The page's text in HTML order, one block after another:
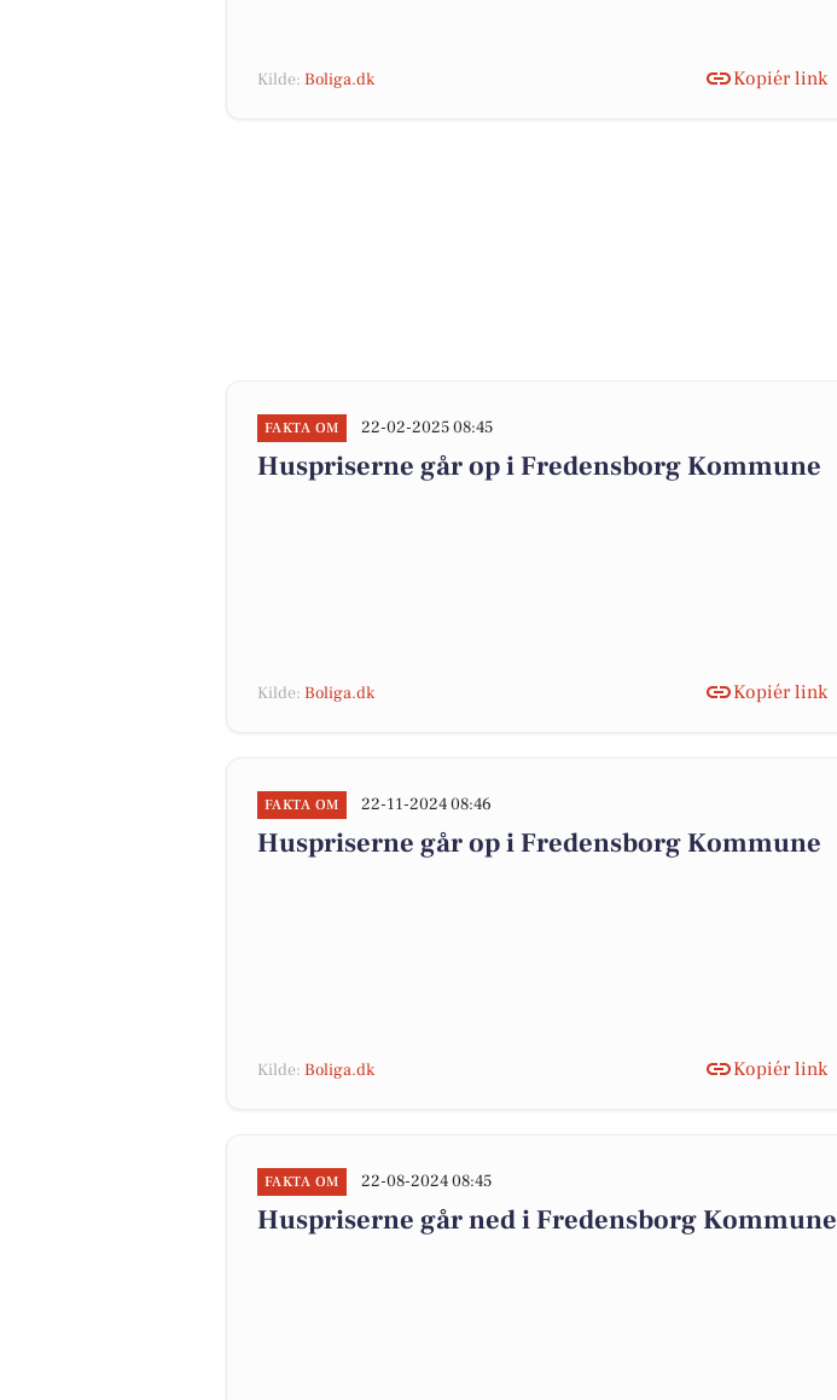
Kilde: Boliga.dk Kopiér link
FAKTA OM 22-02-2025 08:45
Huspriserne går op i Fredensborg Kommune
Kilde: Boliga.dk Kopiér link
FAKTA OM 22-11-2024 08:46
Huspriserne går op i Fredensborg Kommune
Kilde: Boliga.dk Kopiér link
FAKTA OM 22-08-2024 08:45
Huspriserne går ned i Fredensborg Kommune